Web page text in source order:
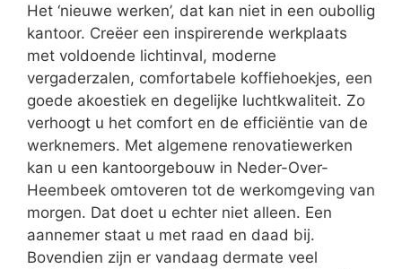
Het ‘nieuwe werken’, dat kan niet in een oubollig
kantoor. Creëer een inspirerende werkplaats
met voldoende lichtinval, moderne
vergaderzalen, comfortabele koffiehoekjes, een
goede akoestiek en degelijke luchtkwaliteit. Zo
verhoogt u het comfort en de efficiëntie van de
werknemers. Met algemene renovatiewerken
kan u een kantoorgebouw in Neder-Over-
Heembeek omtoveren tot de werkomgeving van
morgen. Dat doet u echter niet alleen. Een
aannemer staat u met raad en daad bij.
Bovendien zijn er vandaag dermate veel